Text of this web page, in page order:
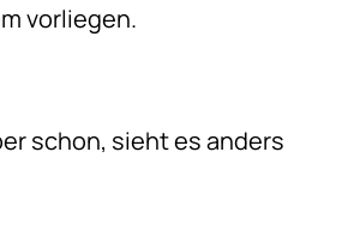
vorliegen.
schon, sieht es anders